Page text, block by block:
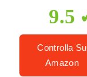
9.5
Controlla Su
Amazon